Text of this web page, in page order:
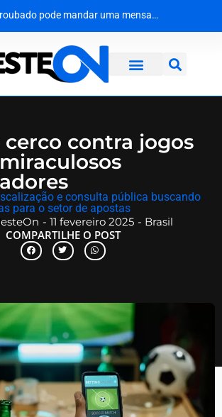
Seu próximo celular roubado pode mandar uma mensagem de volta
Pais Operação desmantela rede criminosa que faturava R$ 650 mil no interior de Pernambuco
Mala com R$ 1,3 milhão em dinheiro vivo é interceptada na Bahia a caminho de Maceió
contra jogos
e consulta pública buscando
para o setor de apostas
- 11 fevereiro 2025 - Brasil
COMPARTILHE O POST